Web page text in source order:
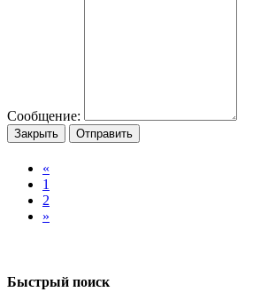
Сообщение:
Закрыть Отправить
«
1
2
»
Быстрый поиск